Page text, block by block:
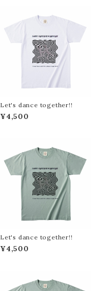
Let's dance together!!
¥4,500
Let's dance together!!
¥4,500